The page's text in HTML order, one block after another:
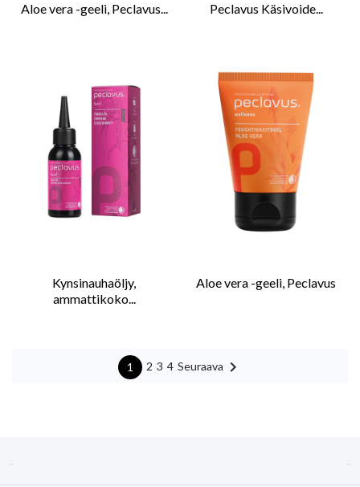
Aloe vera -geeli, Peclavus... Peclavus Käsivoide...
Kynsinauhaöljy,
ammattikoko...
Aloe vera -geeli, Peclavus
1 2 3 4 Seuraava 
 